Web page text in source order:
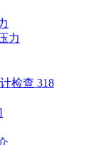
力
检查 318